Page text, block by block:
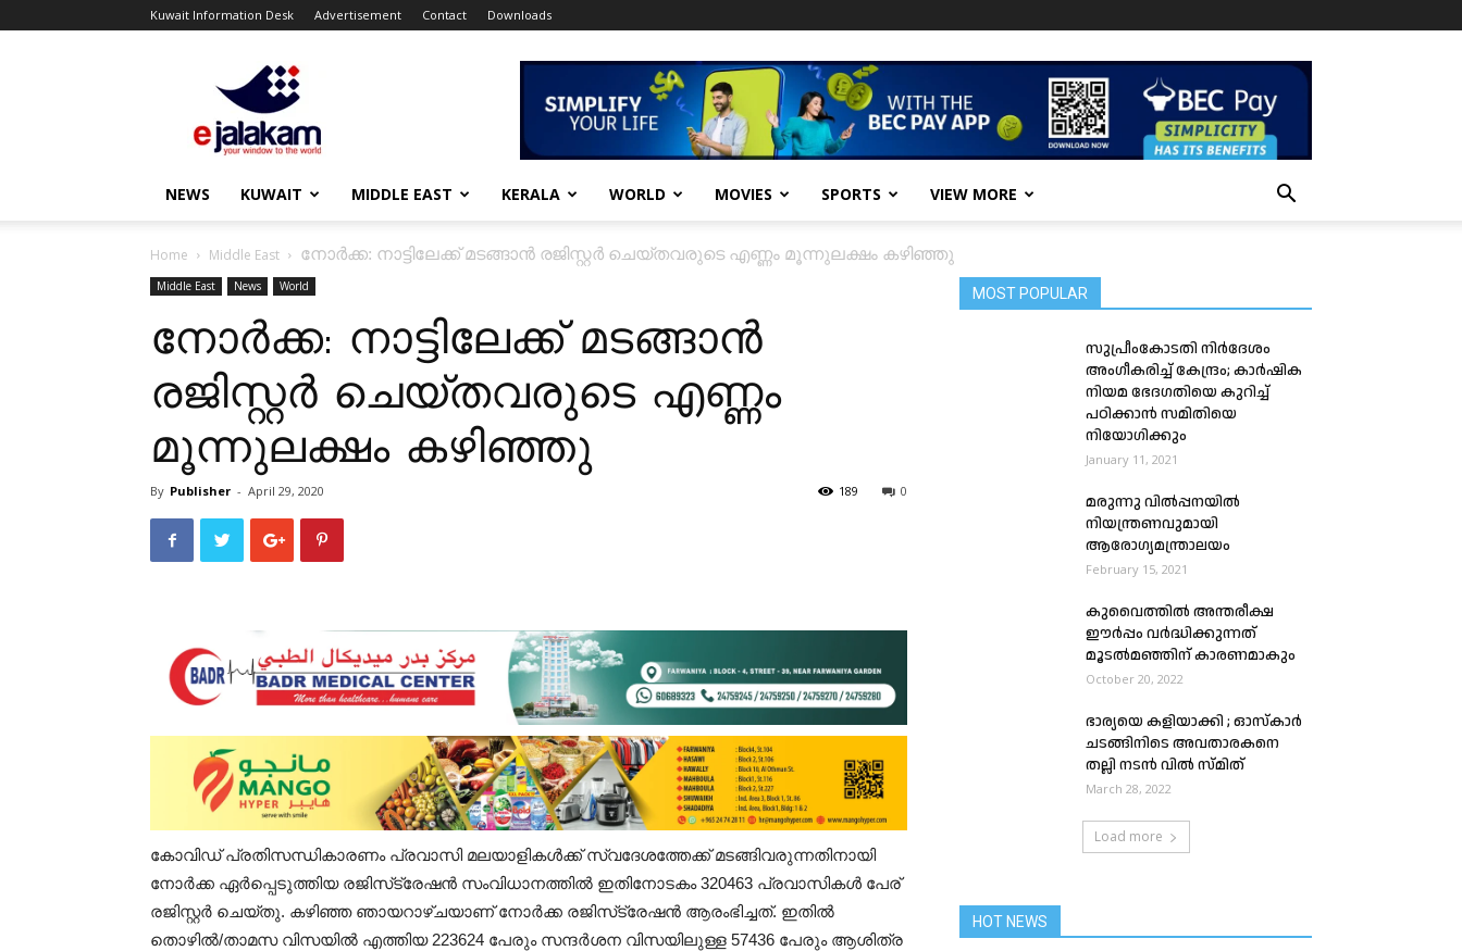
Kuwait Information Desk Advertisement Contact Downloads
ejalakam
NEWS KUWAIT MIDDLE EAST KERALA WORLD MOVIES SPORTS VIEW MORE
Home Middle East നോർക്ക: നാട്ടിലേക്ക് മടങ്ങാൻ രജിസ്റ്റർ ചെയ്തവരുടെ എണ്ണം മൂന്നുലക്ഷം കഴിഞ്ഞു
Middle East News World
നോർക്ക: നാട്ടിലേക്ക് മടങ്ങാൻ
രജിസ്റ്റർ ചെയ്തവരുടെ എണ്ണം
മൂന്നുലക്ഷം കഴിഞ്ഞു
By Publisher - April 29, 2020 0
189
കോവിഡ് പ്രതിസന്ധികാരണം പ്രവാസി മലയാളികൾക്ക് സ്വദേശത്തേക്ക് മടങ്ങിവരുന്നതിനായി
നോർക്ക ഏർപ്പെടുത്തിയ രജിസ്‌ട്രേഷൻ സംവിധാനത്തിൽ ഇതിനോടകം 320463 പ്രവാസികൾ പേര്
രജിസ്റ്റർ ചെയ്തു. കഴിഞ്ഞ ഞായറാഴ്ചയാണ് നോർക്ക രജിസ്‌ട്രേഷൻ ആരംഭിച്ചത്. ഇതിൽ
തൊഴിൽ/താമസ വിസയിൽ എത്തിയ 223624 പേരും സന്ദർശന വിസയിലുള്ള 57436 പേരും ആശിത്ര
MOST POPULAR
സുപ്രീംകോടതി നിർദേശം
അംഗീകരിച്ച് കേന്ദ്രം; കാർഷിക
നിയമ ഭേദഗതിയെ കുറിച്ച്
പഠിക്കാൻ സമിതിയെ
നിയോഗിക്കും
January 11, 2021
മരുന്നു വിൽപ്പനയിൽ
നിയന്ത്രണവുമായി
ആരോഗ്യമന്ത്രാലയം
February 15, 2021
കുവൈത്തിൽ അന്തരീക്ഷ
ഈർപ്പം വർദ്ധിക്കുന്നത്
മൂടൽമഞ്ഞിന് കാരണമാകും
October 20, 2022
ഭാര്യയെ കളിയാക്കി ; ഓസ്‌കാര്‍
ചടങ്ങിനിടെ അവതാരകനെ
തല്ലി നടൻ വില്‍ സ്മിത്
March 28, 2022
Load more
HOT NEWS